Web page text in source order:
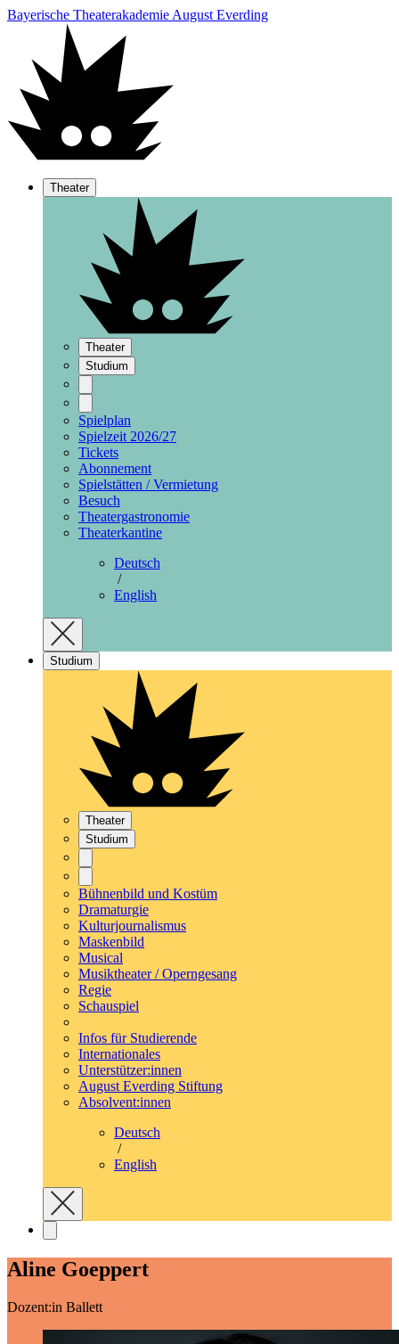
Bayerische Theaterakademie August Everding
Theater
Theater
Studium
Spielplan
Spielzeit 2026/27
Tickets
Abonnement
Spielstätten / Vermietung
Besuch
Theatergastronomie
Theaterkantine
Deutsch
/
English
Studium
Theater
Studium
Bühnenbild und Kostüm
Dramaturgie
Kulturjournalismus
Maskenbild
Musical
Musiktheater / Operngesang
Regie
Schauspiel
Infos für Studierende
Internationales
Unterstützer:innen
August Everding Stiftung
Absolvent:innen
Deutsch
/
English
Aline Goeppert
Dozent:in Ballett